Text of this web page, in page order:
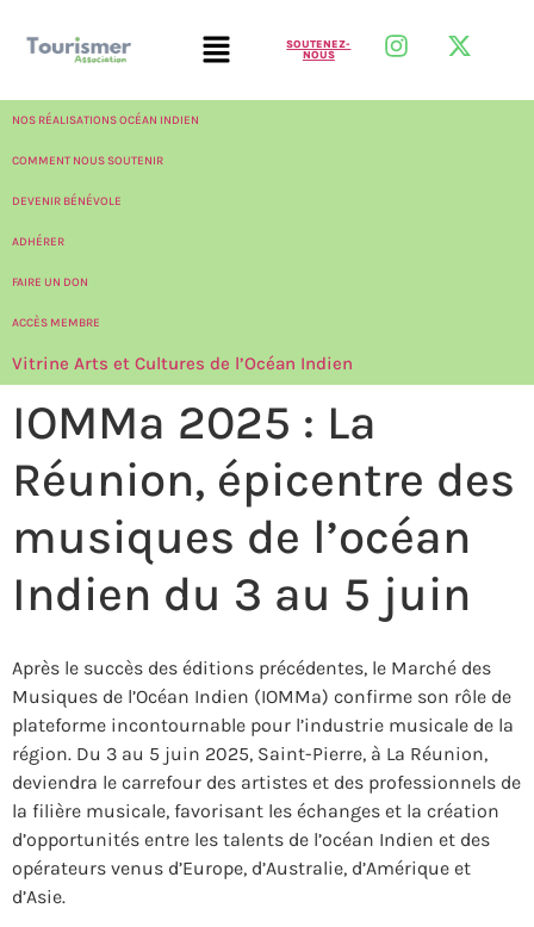
SOUTENEZ-
NOUS
NOS RÉALISATIONS OCÉAN INDIEN
COMMENT NOUS SOUTENIR
DEVENIR BÉNÉVOLE
ADHÉRER
FAIRE UN DON
ACCÈS MEMBRE
Vitrine Arts et Cultures de l’Océan Indien
IOMMa 2025 : La
Réunion, épicentre des
musiques de l’océan
Indien du 3 au 5 juin
Après le succès des éditions précédentes, le Marché des
Musiques de l’Océan Indien (IOMMa) confirme son rôle de
plateforme incontournable pour l’industrie musicale de la
région. Du 3 au 5 juin 2025, Saint-Pierre, à La Réunion,
deviendra le carrefour des artistes et des professionnels de
la filière musicale, favorisant les échanges et la création
d’opportunités entre les talents de l’océan Indien et des
opérateurs venus d’Europe, d’Australie, d’Amérique et
d’Asie.